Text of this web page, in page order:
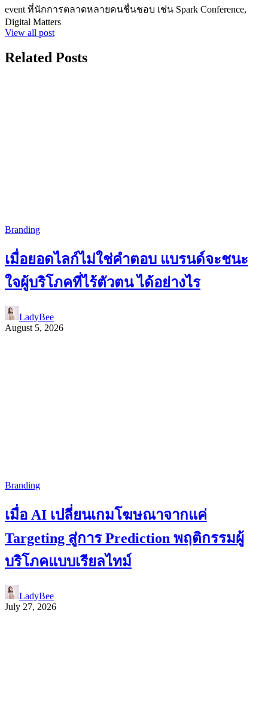
event ที่นักการตลาดหลายคนชื่นชอบ เช่น Spark Conference,
Digital Matters
View all post
Related Posts
Branding
เมื่อยอดไลก์ไม่ใช่คำตอบ แบรนด์จะชนะ
ใจผู้บริโภคที่ไร้ตัวตน ได้อย่างไร
LadyBee
August 5, 2026
Branding
เมื่อ AI เปลี่ยนเกมโฆษณาจากแค่
Targeting สู่การ Prediction พฤติกรรมผู้
บริโภคแบบเรียลไทม์
LadyBee
July 27, 2026